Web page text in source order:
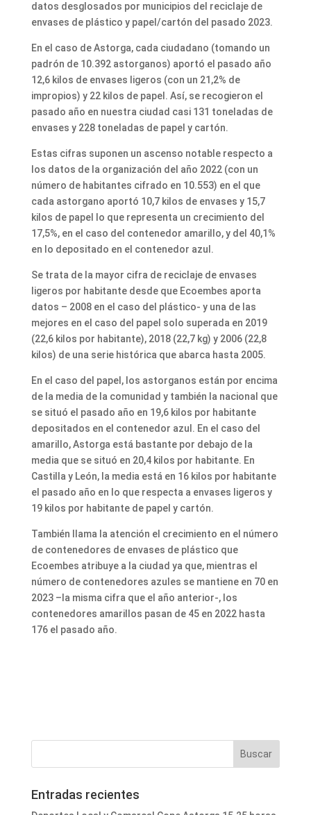
datos desglosados por municipios del reciclaje de
envases de plástico y papel/cartón del pasado 2023.
En el caso de Astorga, cada ciudadano (tomando un
padrón de 10.392 astorganos) aportó el pasado año
12,6 kilos de envases ligeros (con un 21,2% de
impropios) y 22 kilos de papel. Así, se recogieron el
pasado año en nuestra ciudad casi 131 toneladas de
envases y 228 toneladas de papel y cartón.
Estas cifras suponen un ascenso notable respecto a
los datos de la organización del año 2022 (con un
número de habitantes cifrado en 10.553) en el que
cada astorgano aportó 10,7 kilos de envases y 15,7
kilos de papel lo que representa un crecimiento del
17,5%, en el caso del contenedor amarillo, y del 40,1%
en lo depositado en el contenedor azul.
Se trata de la mayor cifra de reciclaje de envases
ligeros por habitante desde que Ecoembes aporta
datos – 2008 en el caso del plástico- y una de las
mejores en el caso del papel solo superada en 2019
(22,6 kilos por habitante), 2018 (22,7 kg) y 2006 (22,8
kilos) de una serie histórica que abarca hasta 2005.
En el caso del papel, los astorganos están por encima
de la media de la comunidad y también la nacional que
se situó el pasado año en 19,6 kilos por habitante
depositados en el contenedor azul. En el caso del
amarillo, Astorga está bastante por debajo de la
media que se situó en 20,4 kilos por habitante. En
Castilla y León, la media está en 16 kilos por habitante
el pasado año en lo que respecta a envases ligeros y
19 kilos por habitante de papel y cartón.
También llama la atención el crecimiento en el número
de contenedores de envases de plástico que
Ecoembes atribuye a la ciudad ya que, mientras el
número de contenedores azules se mantiene en 70 en
2023 –la misma cifra que el año anterior-, los
contenedores amarillos pasan de 45 en 2022 hasta
176 el pasado año.
Entradas recientes